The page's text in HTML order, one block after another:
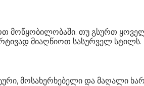
მოწყობილობაში. თუ გსურთ
მიაღწიოთ სასურველ სტილს.
მოსახერხებელი და მაღალი